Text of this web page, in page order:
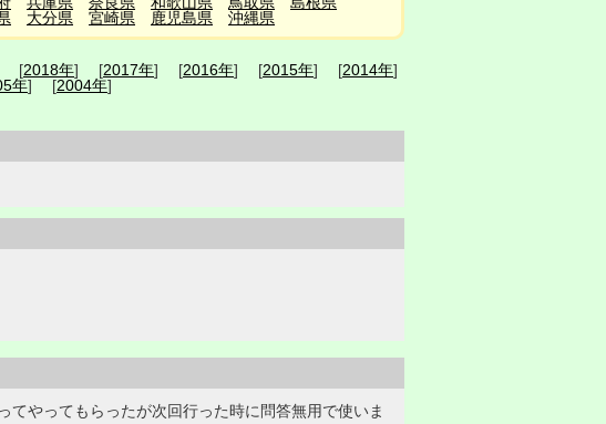
大分県 宮崎県 鹿児島県 沖縄県
[2018年] [2017年] [2016年] [2015年] [2014年]
年] [2004年]
やってもらったが次回行った時に問答無用で使いま